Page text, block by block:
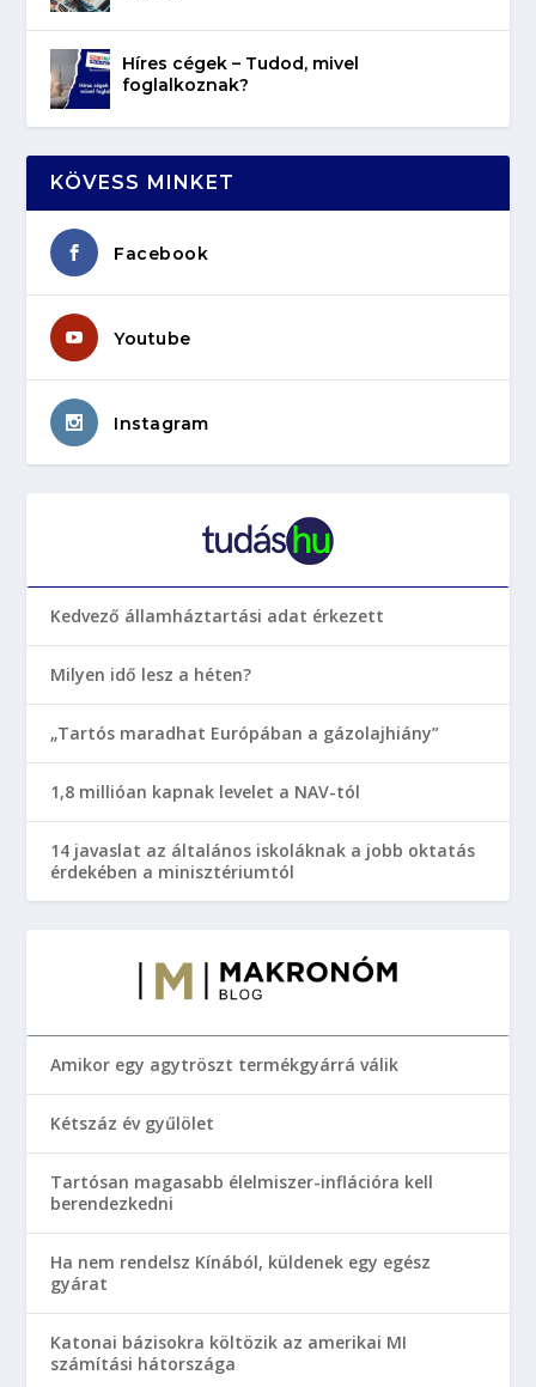
Híres cégek – Tudod, mivel
foglalkoznak?
KÖVESS MINKET
Facebook
Youtube
Instagram
Kedvező államháztartási adat érkezett
Milyen idő lesz a héten?
„Tartós maradhat Európában a gázolajhiány”
1,8 millióan kapnak levelet a NAV-tól
14 javaslat az általános iskoláknak a jobb oktatás
érdekében a minisztériumtól
Amikor egy agytröszt termékgyárrá válik
Kétszáz év gyűlölet
Tartósan magasabb élelmiszer-inflációra kell
berendezkedni
Ha nem rendelsz Kínából, küldenek egy egész
gyárat
Katonai bázisokra költözik az amerikai MI
számítási hátországa